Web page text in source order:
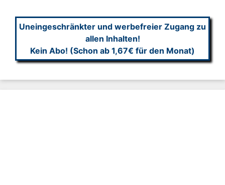
Uneingeschränkter und werbefreier Zugang zu
allen Inhalten!
Kein Abo! (Schon ab 1,67€ für den Monat)